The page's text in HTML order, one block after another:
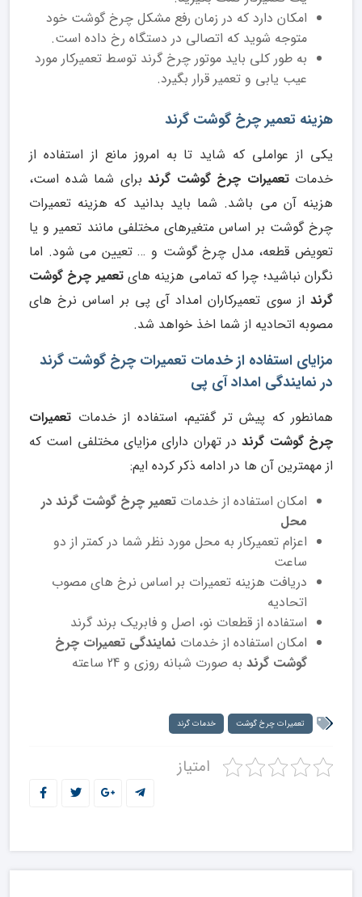
امکان دارد که در زمان رفع مشکل چرخ گوشت خود
متوجه شوید که اتصالی در دستگاه رخ داده است.
به طور کلی باید موتور چرخ گرند توسط تعمیرکار مورد
عیب یابی و تعمیر قرار بگیرد.
هزینه تعمیر چرخ گوشت گرند
یکی از عواملی که شاید تا به امروز مانع از استفاده از
خدماتتعمیرات چرخ گوشت گرند برای شما شده است،
هزینه آن می باشد. شما باید بدانید که هزینه تعمیرات
چرخ گوشت بر اساس متغیرهای مختلفی مانند تعمیر و یا
تعویض قطعه، مدل چرخ گوشت و … تعیین می شود. اما
نگران نباشید؛ چرا که تمامی هزینه هایتعمیر چرخ گوشت
گرند از سوی تعمیرکاران امداد آی پی بر اساس نرخ های
مصوبه اتحادیه از شما اخذ خواهد شد.
مزایای استفاده از خدمات تعمیرات چرخ گوشت گرند
در نمایندگی امداد آی پی
همانطور که پیش تر گفتیم، استفاده از خدمات تعمیرات
چرخ گوشت گرنددر تهران دارای مزایای مختلفی است که
از مهمترین آن ها در ادامه ذکر کرده ایم:
امکان استفاده از خدمات تعمیر چرخ گوشت گرند در
محل
اعزام تعمیرکار به محل مورد نظر شما در کمتر از دو
ساعت
دریافت هزینه تعمیرات بر اساس نرخ های مصوب
اتحادیه
استفاده از قطعات نو، اصل و فابریک برند گرند
امکان استفاده از خدمات نمایندگی تعمیرات چرخ
گوشت گرند به صورت شبانه روزی و 24 ساعته
تعمیرات چرخ گوشت خدمات گرند
امتیاز